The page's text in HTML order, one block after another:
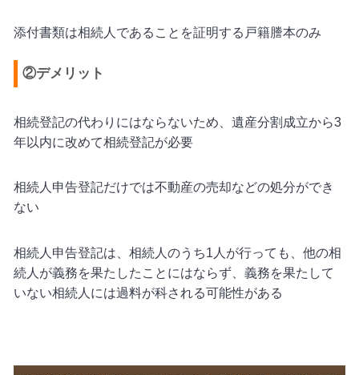
添付書類は相続人であることを証明する戸籍謄本のみ
②デメリット
相続登記の代わりにはならないため、遺産分割成立から3
年以内に改めて相続登記が必要
相続人申告登記だけでは不動産の売却などの処分ができ
ない
相続人申告登記は、相続人のうち1 人が行っても、他の相
続人が義務を果たしたことにはならず、義務を果たして
いない相続人には過料が科される可能性がある